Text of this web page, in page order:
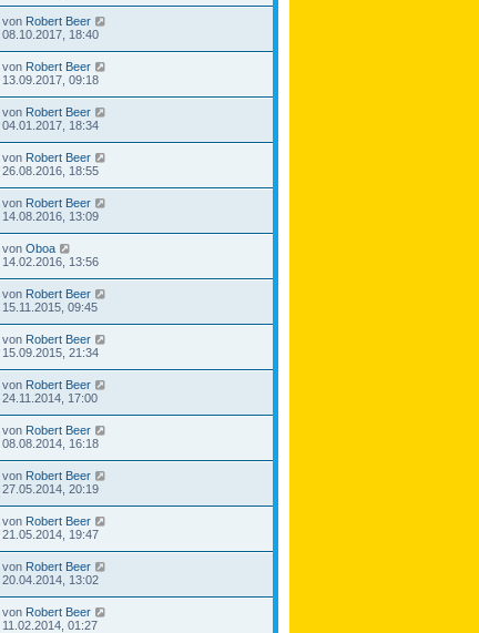
von Robert Beer
08.10.2017, 18:40
von Robert Beer
13.09.2017, 09:18
von Robert Beer
04.01.2017, 18:34
von Robert Beer
26.08.2016, 18:55
von Robert Beer
14.08.2016, 13:09
von Oboa
14.02.2016, 13:56
von Robert Beer
15.11.2015, 09:45
von Robert Beer
15.09.2015, 21:34
von Robert Beer
24.11.2014, 17:00
von Robert Beer
08.08.2014, 16:18
von Robert Beer
27.05.2014, 20:19
von Robert Beer
21.05.2014, 19:47
von Robert Beer
20.04.2014, 13:02
von Robert Beer
11.02.2014, 01:27